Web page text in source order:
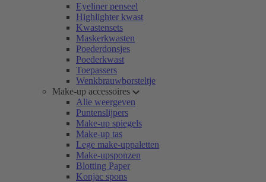
Eyeliner penseel
Highlighter kwast
Kwastensets
Maskerkwasten
Poederdonsjes
Poederkwast
Toepassers
Wenkbrauwborsteltje
Make-up accessoires
Alle weergeven
Puntenslijpers
Make-up spiegels
Make-up tas
Lege make-uppaletten
Make-upsponzen
Blotting Paper
Konjac spons